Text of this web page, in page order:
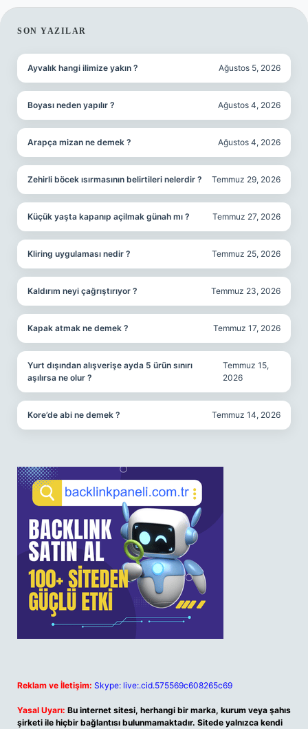
SIDEBAR
SON YAZILAR
Ayvalık hangi ilimize yakın ? Ağustos 5, 2026
Boyası neden yapılır ? Ağustos 4, 2026
Arapça mizan ne demek ? Ağustos 4, 2026
Zehirli böcek ısırmasının belirtileri nelerdir ? Temmuz 29, 2026
Küçük yaşta kapanıp açilmak günah mı ? Temmuz 27, 2026
Kliring uygulaması nedir ? Temmuz 25, 2026
Kaldırım neyi çağrıştırıyor ? Temmuz 23, 2026
Kapak atmak ne demek ? Temmuz 17, 2026
Yurt dışından alışverişe ayda 5 ürün sınırı
aşılırsa ne olur ?
Temmuz 15,
2026
Kore’de abi ne demek ? Temmuz 14, 2026
Reklam ve İletişim: Skype: live:.cid.575569c608265c69
Yasal Uyarı: Bu internet sitesi, herhangi bir marka, kurum veya şahıs
şirketi ile hiçbir bağlantısı bulunmamaktadır. Sitede yalnızca kendi